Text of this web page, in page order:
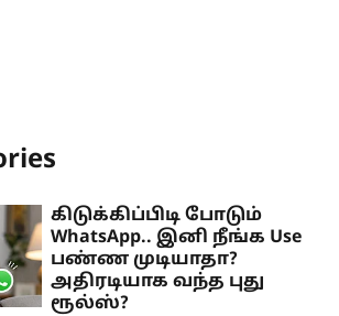
கிடுக்கிப்பிடி போடும்
WhatsApp.. இனி நீங்க Use
பண்ண முடியாதா?
அதிரடியாக வந்த புது
ரூல்ஸ்?